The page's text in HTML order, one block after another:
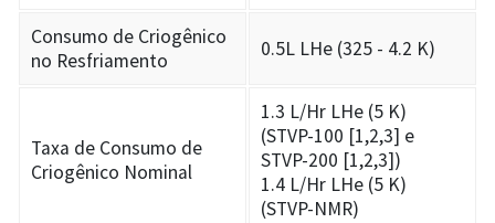
Consumo de Criogênico
no Resfriamento
0.5L LHe (325 - 4.2 K)
Taxa de Consumo de
Criogênico Nominal
1.3 L/Hr LHe (5 K)
(STVP-100 [1,2,3] e
STVP-200 [1,2,3])
1.4 L/Hr LHe (5 K)
(STVP-NMR)